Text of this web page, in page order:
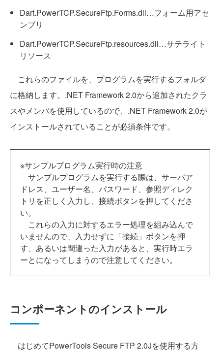
Dart.PowerTCP.SecureFtp.Forms.dll…フォーム用アセ
ンブリ
Dart.PowerTCP.SecureFtp.resources.dll…サテライト
リソース
これらのファイルを、プログラムを実行するフォルダ
に格納します。.NET Framework 2.0から追加されたクラ
スやメンバを使用しているので、.NET Framework 2.0が
インストールされていることが必須条件です。
※サンプルプログラム実行時の注意
サンプルプログラムを実行する際は、サーバア
ドレス、ユーザー名、パスワード、参照ディレク
トリを正しく入力し、接続ボタンを押してくださ
い。
これらの入力に対するエラー処理を組み込んで
いませんので、入力せずに「接続」ボタンを押
す、あるいは間違った入力があると、実行時エラ
ーとになってしまうので注意してください。
コンポーネントのインストール
はじめてPowerTools Secure FTP 2.0Jを使用する方